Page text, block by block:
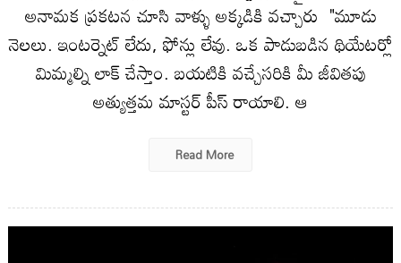
అనామక ప్రకటన చూసి వాళ్ళు అక్కడికి వచ్చారు "మూడు
నెలలు. ఇంటర్నెట్ లేదు, ఫోన్లు లేవు. ఒక పాడుబడిన థియేటర్లో
మిమ్మల్ని లాక్ చేస్తాం. బయటికి వచ్చేసరికి మీ జీవితపు
అత్యుత్తమ మాస్టర్ పీస్ రాయాలి. ఆ
Read More